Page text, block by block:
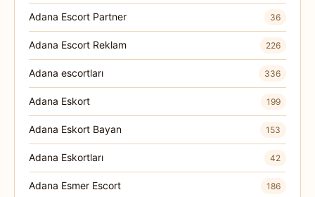
Adana Escort Partner 36
Adana Escort Reklam 226
Adana escortları 336
Adana Eskort 199
Adana Eskort Bayan 153
Adana Eskortları 42
Adana Esmer Escort 186